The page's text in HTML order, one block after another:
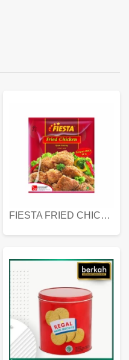
FIESTA FRIED CHICKEN 500 GR